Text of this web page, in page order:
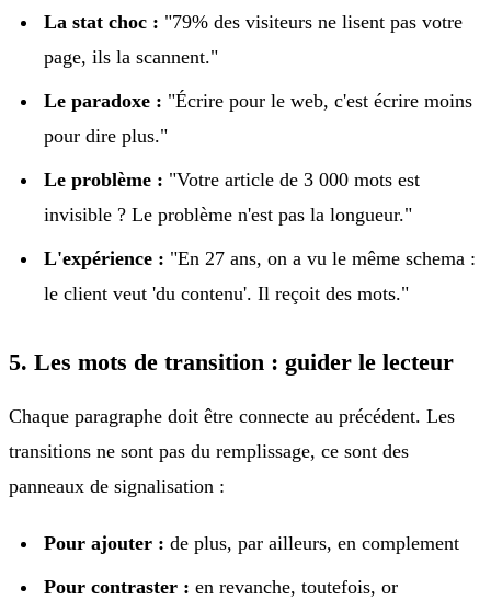
La stat choc : "79% des visiteurs ne lisent pas votre
page, ils la scannent."
Le paradoxe : "Écrire pour le web, c'est écrire moins
pour dire plus."
Le problème : "Votre article de 3 000 mots est
invisible ? Le problème n'est pas la longueur."
L'expérience : "En 27 ans, on a vu le même schema :
le client veut 'du contenu'. Il reçoit des mots."
5. Les mots de transition : guider le lecteur
Chaque paragraphe doit être connecte au précédent. Les
transitions ne sont pas du remplissage, ce sont des
panneaux de signalisation :
Pour ajouter : de plus, par ailleurs, en complement
Pour contraster : en revanche, toutefois, or